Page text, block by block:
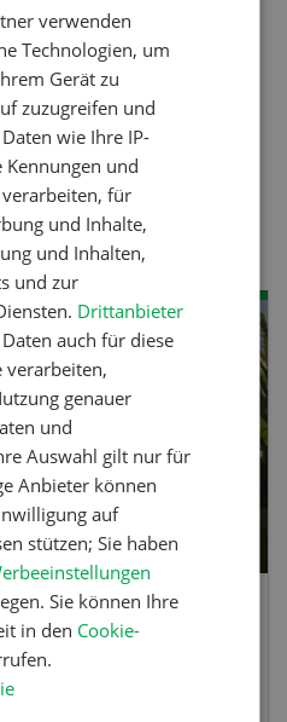
ohne
dem Sack
2026
den Feldabenden auf
verwenden
Technologien, um
Gerät zu
zuzugreifen und
wie Ihre IP-
Kennungen und
für
und Inhalte,
und Inhalten,
und zur
Drittanbieter
auch für diese
verarbeiten,
genauer
und
Auswahl gilt nur für
Anbieter können
auf
stützen; Sie haben
Sie können Ihre
in den Cookie-